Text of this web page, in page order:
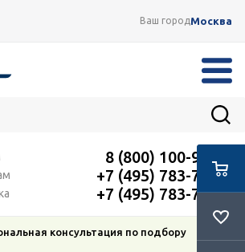
Ваш городМосква
8 (800) 100-91-12
+7 (495) 783-72-87
+7 (495) 783-72-87
консультация по подбору